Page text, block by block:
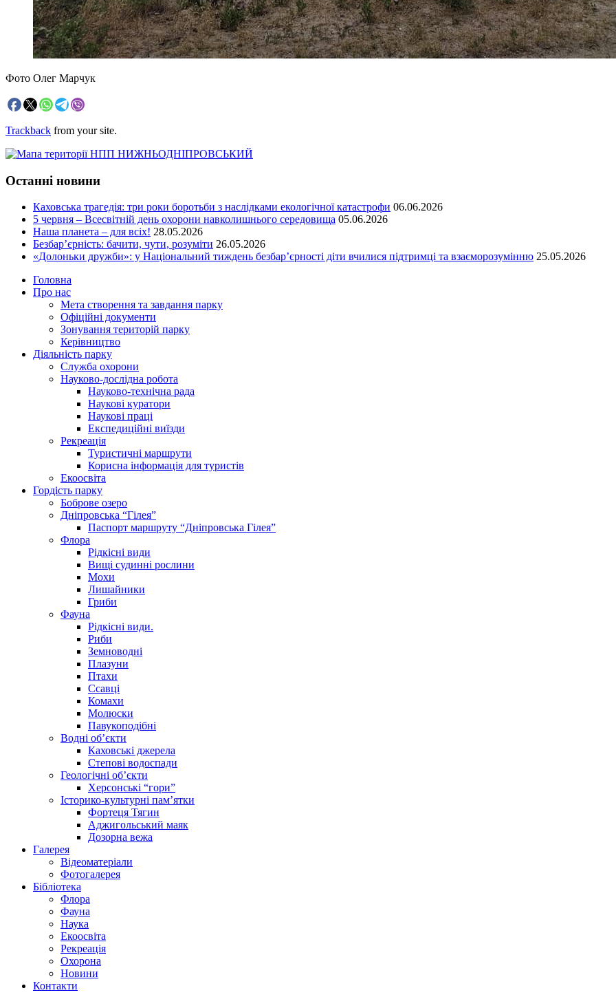
Фото Олег Марчук
Trackback from your site.
Останні новини
Каховська трагедія: три роки боротьби з наслідками екологічної катастрофи 06.06.2026
5 червня – Всесвітній день охорони навколишнього середовища 05.06.2026
Наша планета – для всіх! 28.05.2026
Безбар’єрність: бачити, чути, розуміти 26.05.2026
«Долоньки дружби»: у Національний тиждень безбар’єрності діти вчилися підтримці та взаєморозумінню 25.05.2026
Головна
Про нас
Мета створення та завдання парку
Офіційні документи
Зонування територій парку
Керівництво
Діяльність парку
Служба охорони
Науково-дослідна робота
Науково-технічна рада
Наукові куратори
Наукові праці
Експедиційні виїзди
Рекреація
Туристичні маршрути
Корисна інформація для туристів
Екоосвіта
Гордість парку
Боброве озеро
Дніпровська “Гілея”
Паспорт маршруту “Дніпровська Гілея”
Флора
Рідкісні види
Вищі судинні рослини
Мохи
Лишайники
Гриби
Фауна
Рідкісні види.
Риби
Земноводні
Плазуни
Птахи
Ссавці
Комахи
Молюски
Павукоподібні
Водні об’єкти
Каховські джерела
Степові водоспади
Геологічні об’єкти
Херсонські “гори”
Історико-культурні пам’ятки
Фортеця Тягин
Аджигольський маяк
Дозорна вежа
Галерея
Відеоматеріали
Фотогалерея
Бібліотека
Флора
Фауна
Наука
Екоосвіта
Рекреація
Охорона
Новини
Контакти